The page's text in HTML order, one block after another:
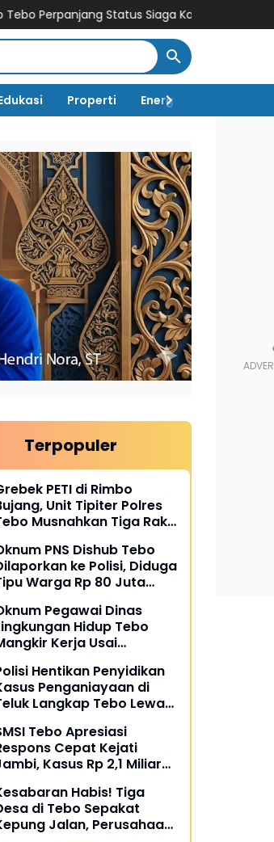
Status Siaga Karhutla hingga Akhir Agustus
Properti Energi
Terpopuler
PETI di Rimbo
Unit Tipiter Polres
Musnahkan Tiga Rakit
PNS Dishub Tebo
ke Polisi, Diduga
Warga Rp 80 Juta
Pegawai Dinas
Hidup Tebo
Kerja Usai
Hentikan Penyidikan
Penganiayaan di
Langkap Tebo Lewat
Tebo Apresiasi
Cepat Kejati
Kasus Rp 2,1 Miliar
Habis! Tiga
di Tebo Sepakat
Jalan, Perusahaan